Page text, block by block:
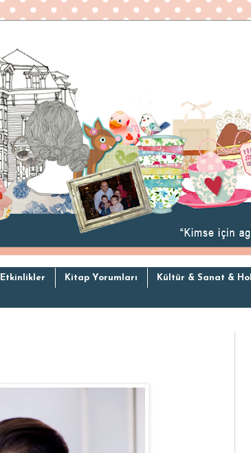
Etkinlikler Kitap Yorumları Kültür & Sanat &